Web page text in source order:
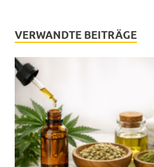
VERWANDTE BEITRÄGE